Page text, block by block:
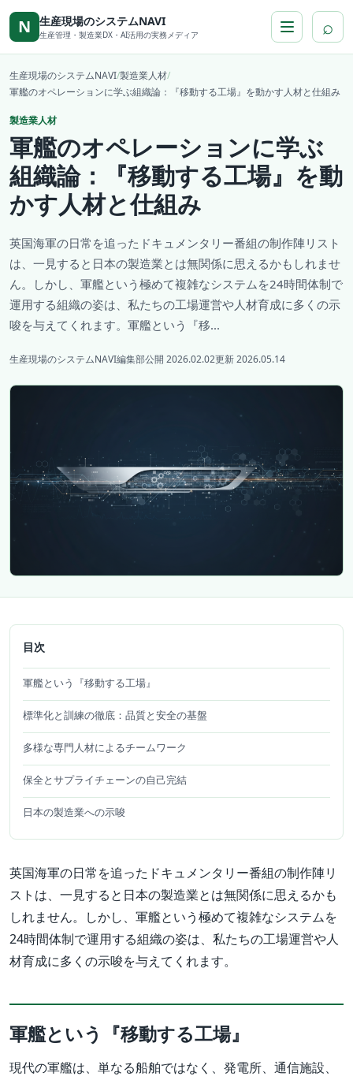
本文へ移動
N 生産現場のシステムNAVI
生産管理・製造業DX・AI活用の実務メディア ⌕
生産現場のシステムNAVI/製造業人材/
軍艦のオペレーションに学ぶ組織論：『移動する工場』を動かす人材と仕組み
製造業人材
軍艦のオペレーションに学ぶ
組織論：『移動する工場』を動
かす人材と仕組み
英国海軍の日常を追ったドキュメンタリー番組の制作陣リスト
は、一見すると日本の製造業とは無関係に思えるかもしれませ
ん。しかし、軍艦という極めて複雑なシステムを24時間体制で
運用する組織の姿は、私たちの工場運営や人材育成に多くの示
唆を与えてくれます。軍艦という『移...
生産現場のシステムNAVI編集部公開 2026.02.02更新 2026.05.14
目次
軍艦という『移動する工場』
標準化と訓練の徹底：品質と安全の基盤
多様な専門人材によるチームワーク
保全とサプライチェーンの自己完結
日本の製造業への示唆
英国海軍の日常を追ったドキュメンタリー番組の制作陣リ
ストは、一見すると日本の製造業とは無関係に思えるかも
しれません。しかし、軍艦という極めて複雑なシステムを
24時間体制で運用する組織の姿は、私たちの工場運営や人
材育成に多くの示唆を与えてくれます。
軍艦という『移動する工場』
現代の軍艦は、単なる船舶ではなく、発電所、通信施設、